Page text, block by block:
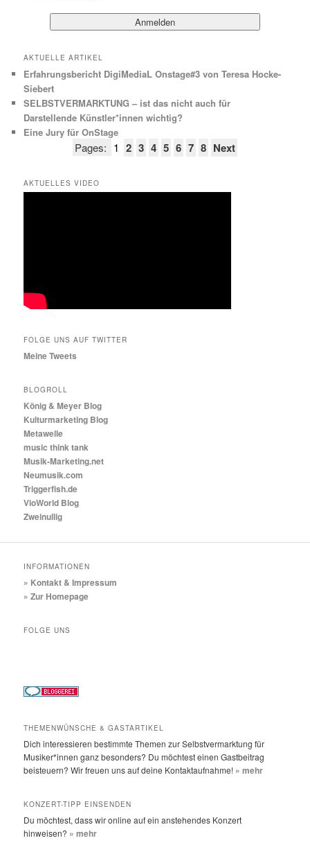
AKTUELLE ARTIKEL
Erfahrungsbericht DigiMediaL Onstage#3 von Teresa Hocke-
Siebert
SELBSTVERMARKTUNG – ist das nicht auch für
Darstellende Künstler*innen wichtig?
Eine Jury für OnStage
Pages: 1 2 3 4 5 6 7 8 Next
AKTUELLES VIDEO
FOLGE UNS AUF TWITTER
Meine Tweets
BLOGROLL
König & Meyer Blog
Kulturmarketing Blog
Metawelle
music think tank
Musik-Marketing.net
Neumusik.com
Triggerfish.de
VioWorld Blog
Zweinullig
INFORMATIONEN
» Kontakt & Impressum
» Zur Homepage
FOLGE UNS
THEMENWÜNSCHE & GASTARTIKEL
Dich interessieren bestimmte Themen zur Selbstvermarktung für
Musiker*innen ganz besonders? Du möchtest einen Gastbeitrag
beisteuern? Wir freuen uns auf deine Kontaktaufnahme! » mehr
KONZERT-TIPP EINSENDEN
Du möchtest, dass wir online auf ein anstehendes Konzert
hinweisen? » mehr